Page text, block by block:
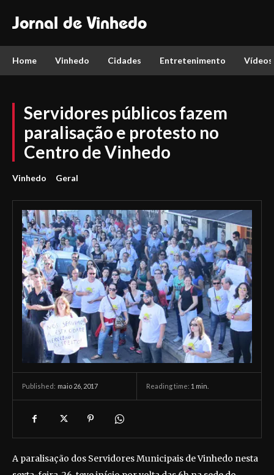
Jornal de Vinhedo
Home Vinhedo Cidades Entretenimento Vídeos
Servidores públicos fazem
paralisação e protesto no
Centro de Vinhedo
Vinhedo Geral
Published: maio 26, 2017 Reading time: 1 min.
A paralisação dos Servidores Municipais de Vinhedo nesta